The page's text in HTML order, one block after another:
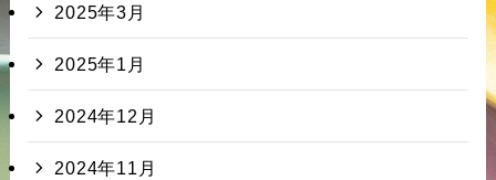
2025年3月
2025年1月
2024年12月
2024年11月